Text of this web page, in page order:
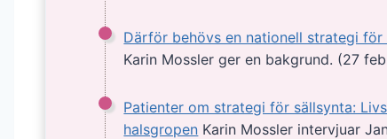
Därför behövs en nationell strategi
Karin Mossler ger en bakgrund. (27
Patienter om strategi för sällsynta:
halsgropen Karin Mossler intervjuar